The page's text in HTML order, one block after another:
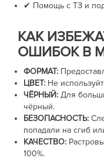
✔ Помощь с ТЗ и
КАК
ОШИБОК В
ФОРМАТ:
ЦВЕТ: Не
ЧЁРНЫЙ: Для
чёрный.
БЕЗОПАСНОСТЬ:
попадали на сгиб
КАЧЕСТВО:
100%.